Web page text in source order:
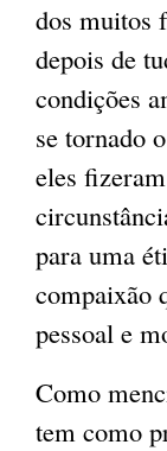
dos muitos
depois de
condições
se tornado
eles
para uma
compaixão
pessoal e
Como
tem como